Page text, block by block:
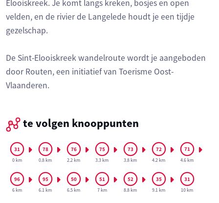
Elooiskreek. Je komt langs kreken, bosjes en open
velden, en de rivier de Langelede houdt je een tijdje
gezelschap.
De Sint-Elooiskreek wandelroute wordt je aangeboden
door Routen, een initiatief van Toerisme Oost-
Vlaanderen.
te volgen knooppunten
0 km 0.8 km 2.2 km 3.3 km 3.8 km 4.2 km 4.6 km
6 km 6.1 km 6.5 km 7 km 8.8 km 9.1 km 10 km